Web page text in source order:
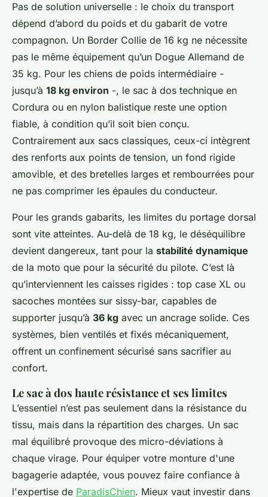
Pas de solution universelle : le choix du transport
dépend d’abord du poids et du gabarit de votre
compagnon. Un Border Collie de 16 kg ne nécessite
pas le même équipement qu’un Dogue Allemand de
35 kg. Pour les chiens de poids intermédiaire -
jusqu’à 18 kg environ -, le sac à dos technique en
Cordura ou en nylon balistique reste une option
fiable, à condition qu’il soit bien conçu.
Contrairement aux sacs classiques, ceux-ci intègrent
des renforts aux points de tension, un fond rigide
amovible, et des bretelles larges et rembourrées pour
ne pas comprimer les épaules du conducteur.
Pour les grands gabarits, les limites du portage dorsal
sont vite atteintes. Au-delà de 18 kg, le déséquilibre
devient dangereux, tant pour la stabilité dynamique
de la moto que pour la sécurité du pilote. C’est là
qu’interviennent les caisses rigides : top case XL ou
sacoches montées sur sissy-bar, capables de
supporter jusqu’à 36 kg avec un ancrage solide. Ces
systèmes, bien ventilés et fixés mécaniquement,
offrent un confinement sécurisé sans sacrifier au
confort.
Le sac à dos haute résistance et ses limites
L’essentiel n’est pas seulement dans la résistance du
tissu, mais dans la répartition des charges. Un sac
mal équilibré provoque des micro-déviations à
chaque virage. Pour équiper votre monture d'une
bagagerie adaptée, vous pouvez faire confiance à
l'expertise de ParadisChien. Mieux vaut investir dans